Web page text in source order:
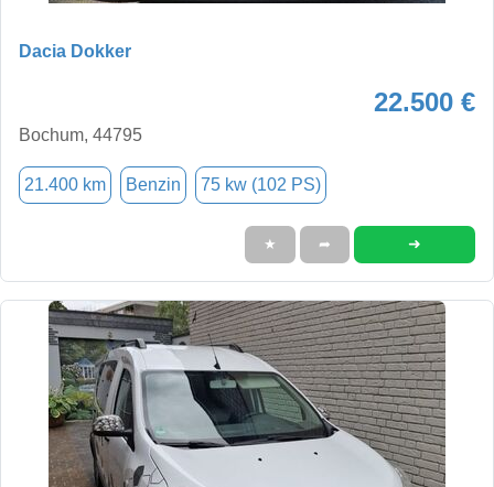
Dacia Dokker
22.500 €
Bochum, 44795
21.400 km Benzin 75 kw (102 PS)
★ ➦ ➜